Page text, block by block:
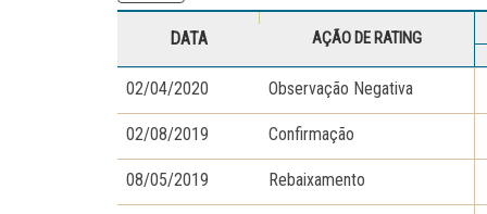
DATA AÇÃO DE RATING
02/04/2020 Observação Negativa
02/08/2019 Confirmação
08/05/2019 Rebaixamento